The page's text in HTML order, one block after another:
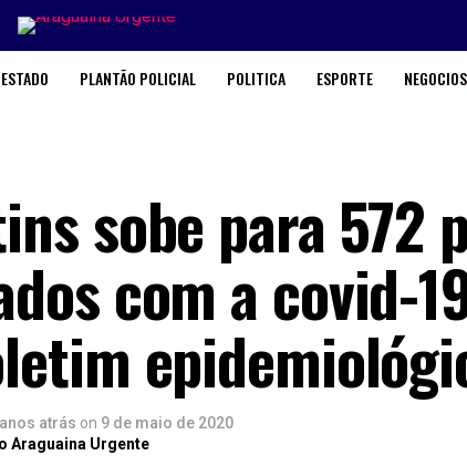
PLANTÃO POLICIAL POLITICA ESPORTE NEGOCIOS
sobe para 572
com a covid-
atrás on 9 de maio de 2020
Araguaina Urgente